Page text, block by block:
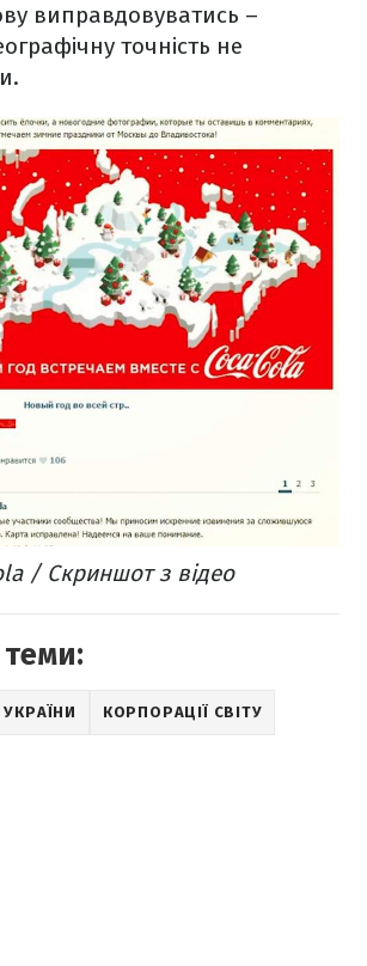
виправдовуватись –
точність не
/ Скриншот з відео
теми:
КОРПОРАЦІЇ СВІТУ